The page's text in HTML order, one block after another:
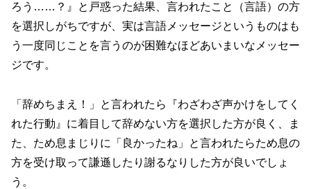
ろう……？』と戸惑った結果、言われたこと
（言語） の方
を選択しがちですが、実は言語メッセージというものはも
う一度同じことを言うのが困難なほどあいまいなメッセー
ジです。
「辞めちまえ！」と言われたら『わざわざ声かけをしてく
れた行動』に着目して辞めない方を選択した方が良く、ま
た、ため息まじりに「良かったね」と言われたらため息の
方を受け取って謙遜したり謝るなりした方が良いでしょ
う。